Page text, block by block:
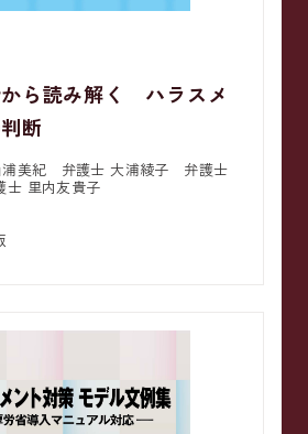
ら読み解く ハラスメ
断
浦美紀 弁護士 大浦綾子 弁護士
里内友貴子